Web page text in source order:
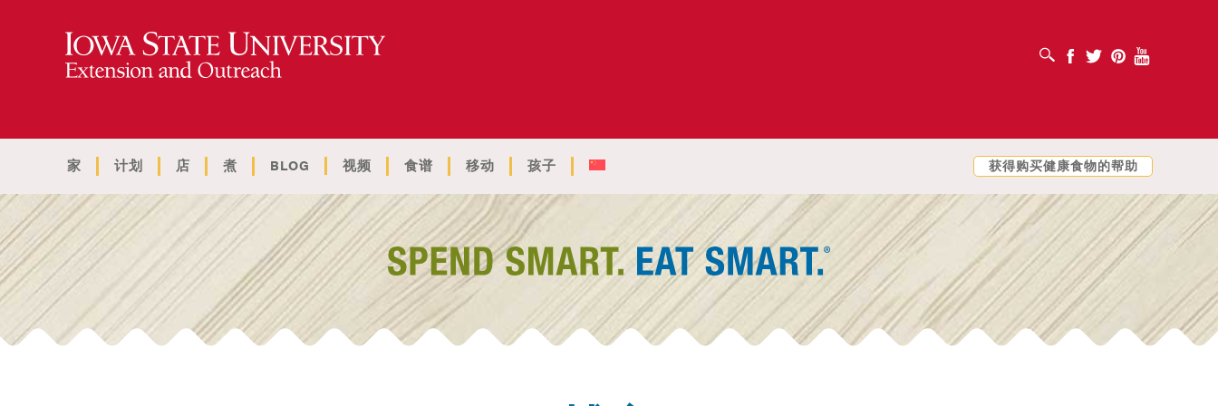
打开搜索框 Facebook
Twitter PinterestYoutube
家 计划 店 煮 BLOG 视频 食谱 移动 孩子 获得购买健康食物的帮助